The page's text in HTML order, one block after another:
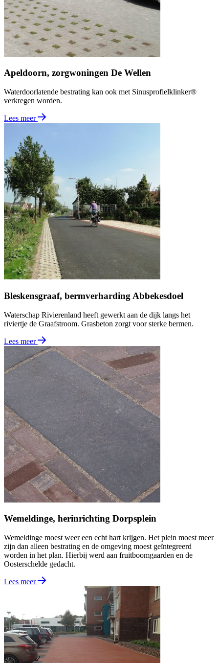
Apeldoorn, zorgwoningen De Wellen
Waterdoorlatende bestrating kan ook met Sinusprofielklinker®
verkregen worden.
Lees meer
Bleskensgraaf, bermverharding Abbekesdoel
Waterschap Rivierenland heeft gewerkt aan de dijk langs het
riviertje de Graafstroom. Grasbeton zorgt voor sterke bermen.
Lees meer
Wemeldinge, herinrichting Dorpsplein
Wemeldinge moest weer een echt hart krijgen. Het plein moest meer
zijn dan alleen bestrating en de omgeving moest geïntegreerd
worden in het plan. Hierbij werd aan fruitboomgaarden en de
Oosterschelde gedacht.
Lees meer